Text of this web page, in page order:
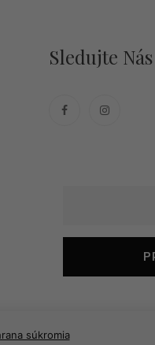
Sledujte Nás
súkromia